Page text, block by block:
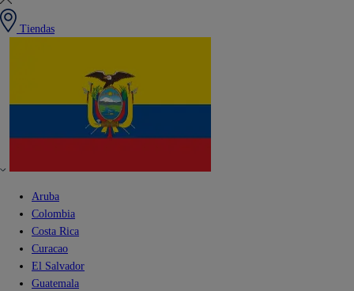
Tiendas
Aruba
Colombia
Costa Rica
Curacao
El Salvador
Guatemala